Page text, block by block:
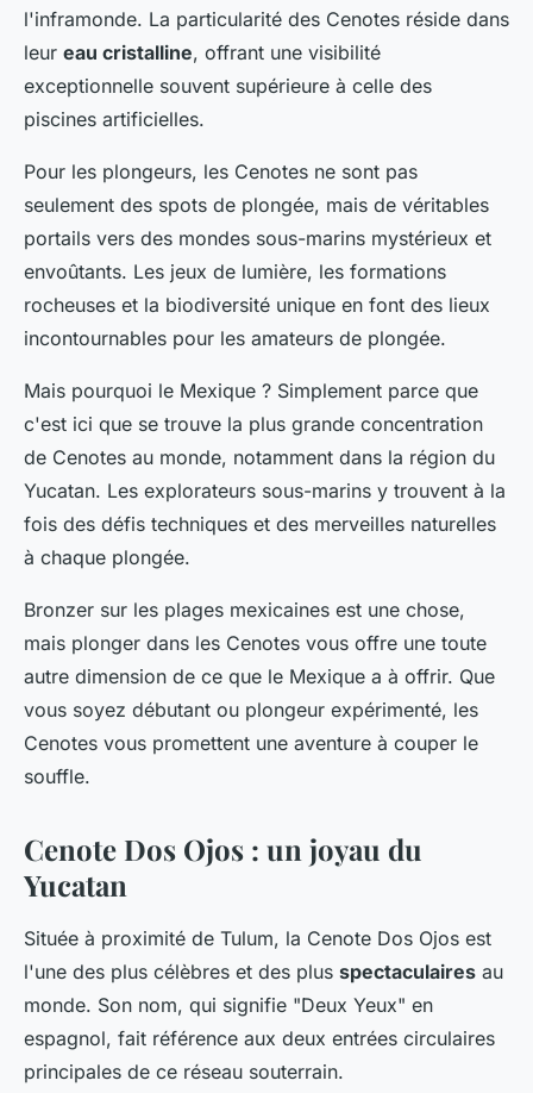
l'inframonde. La particularité des Cenotes réside dans
leur eau cristalline, offrant une visibilité
exceptionnelle souvent supérieure à celle des
piscines artificielles.
Pour les plongeurs, les Cenotes ne sont pas
seulement des spots de plongée, mais de véritables
portails vers des mondes sous-marins mystérieux et
envoûtants. Les jeux de lumière, les formations
rocheuses et la biodiversité unique en font des lieux
incontournables pour les amateurs de plongée.
Mais pourquoi le Mexique ? Simplement parce que
c'est ici que se trouve la plus grande concentration
de Cenotes au monde, notamment dans la région du
Yucatan. Les explorateurs sous-marins y trouvent à la
fois des défis techniques et des merveilles naturelles
à chaque plongée.
Bronzer sur les plages mexicaines est une chose,
mais plonger dans les Cenotes vous offre une toute
autre dimension de ce que le Mexique a à offrir. Que
vous soyez débutant ou plongeur expérimenté, les
Cenotes vous promettent une aventure à couper le
souffle.
Cenote Dos Ojos : un joyau du
Yucatan
Située à proximité de Tulum, la Cenote Dos Ojos est
l'une des plus célèbres et des plus spectaculaires au
monde. Son nom, qui signifie "Deux Yeux" en
espagnol, fait référence aux deux entrées circulaires
principales de ce réseau souterrain.